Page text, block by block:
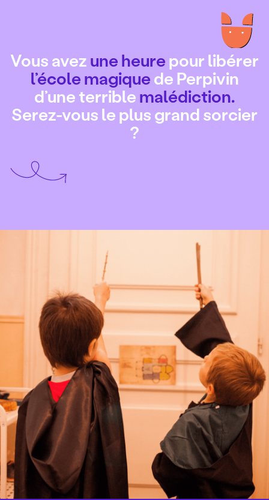
Vous avezune heurepour libérer
l’école magiquede Perpivin
d’une terriblemalédiction.
Serez-vous le plus grand sorcier
?